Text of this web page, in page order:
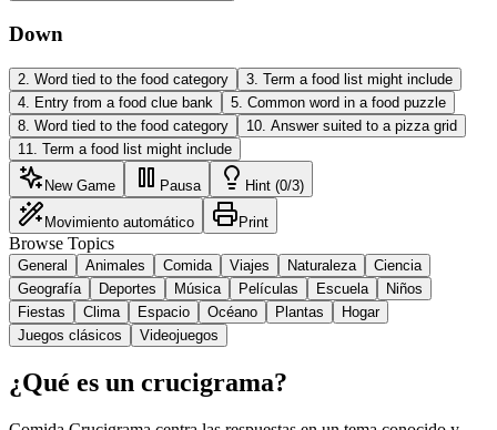
Down
2 Word tied to the food category 3 Term a food list might include
4 Entry from a food clue bank 5 Common word in a food puzzle
8 Word tied to the food category 10 Answer suited to a pizza grid
11
Term a food list might include
New Game Pausa Hint (0/3)
Movimiento automático Print
Browse Topics
General Animales Comida Viajes Naturaleza
Ciencia
Geografía
Deportes Música Películas Escuela
Niños
Fiestas
Clima Espacio Océano Plantas
Hogar
Juegos clásicos
Videojuegos
¿Qué es un crucigrama?